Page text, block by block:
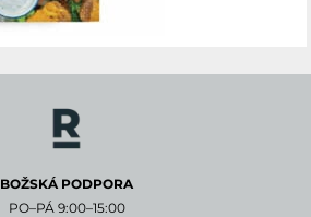
BOŽSKÁ PODPORA
PO–PÁ 9:00–15:00